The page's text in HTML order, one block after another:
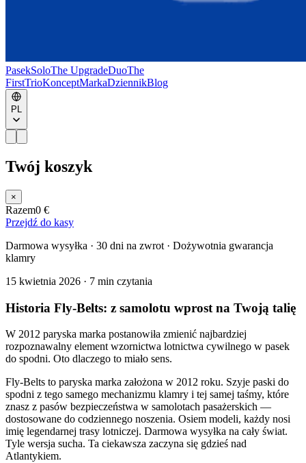
PasekSoloThe UpgradeDuoThe
FirstTrioKonceptMarkaDziennikBlog
PL
Twój koszyk
×
Razem0 €
Przejdź do kasy
Darmowa wysyłka · 30 dni na zwrot · Dożywotnia gwarancja
klamry
15 kwietnia 2026 · 7 min czytania
Historia Fly-Belts: z samolotu wprost na Twoją talię
W 2012 paryska marka postanowiła zmienić najbardziej
rozpoznawalny element wzornictwa lotnictwa cywilnego w pasek
do spodni. Oto dlaczego to miało sens.
Fly-Belts to paryska marka założona w 2012 roku. Szyje paski do
spodni z tego samego mechanizmu klamry i tej samej taśmy, które
znasz z pasów bezpieczeństwa w samolotach pasażerskich —
dostosowane do codziennego noszenia. Osiem modeli, każdy nosi
imię legendarnej trasy lotniczej. Darmowa wysyłka na cały świat.
Tyle wersja sucha. Ta ciekawsza zaczyna się gdzieś nad
Atlantykiem.